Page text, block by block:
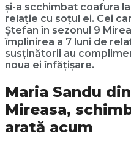
și-a scchimbat coafura
relație cu soțul ei. Cei
Ștefan în sezonul 9
împlinirea a 7 luni de
susținătorii au
noua ei înfățișare.
Maria Sandu
Mireasa,
arată acum